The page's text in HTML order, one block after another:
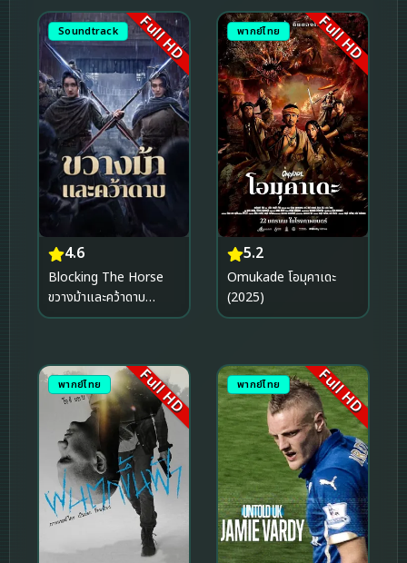
Soundtrack Full HD
4.6
Blocking The Horse
ขวางม้าและคว้าดาบ
(2024)
พากย์ไทย Full HD
5.2
Omukade โอมุคาเดะ
(2025)
พากย์ไทย Full HD พากย์ไทย Full HD